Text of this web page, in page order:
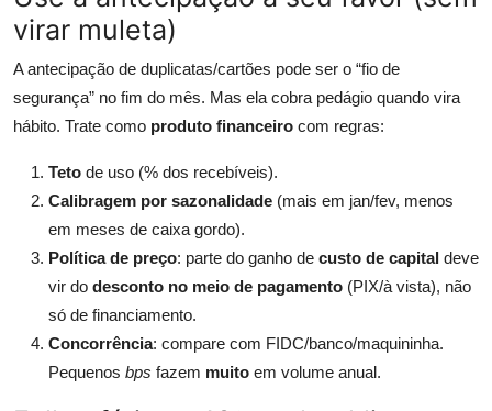
virar muleta)
A antecipação de duplicatas/cartões pode ser o “fio de
segurança” no fim do mês. Mas ela cobra pedágio quando vira
hábito. Trate como produto financeiro com regras:
Teto de uso (% dos recebíveis).
Calibragem por sazonalidade (mais em jan/fev, menos
em meses de caixa gordo).
Política de preço: parte do ganho de custo de capital deve
vir do desconto no meio de pagamento (PIX/à vista), não
só de financiamento.
Concorrência: compare com FIDC/banco/maquininha.
Pequenos bps fazem muito em volume anual.